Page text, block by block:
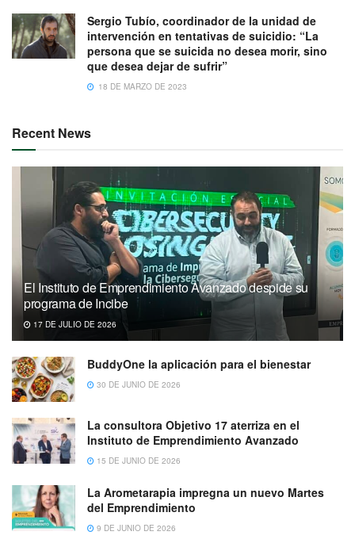
Sergio Tubío, coordinador de la unidad de
intervención en tentativas de suicidio: “La
persona que se suicida no desea morir, sino
que desea dejar de sufrir”
18 DE MARZO DE 2023
Recent News
El Instituto de Emprendimiento Avanzado despide su
programa de Incibe
17 DE JULIO DE 2026
BuddyOne la aplicación para el bienestar
30 DE JUNIO DE 2026
La consultora Objetivo 17 aterriza en el
Instituto de Emprendimiento Avanzado
15 DE JUNIO DE 2026
La Arometarapia impregna un nuevo Martes
del Emprendimiento
9 DE JUNIO DE 2026